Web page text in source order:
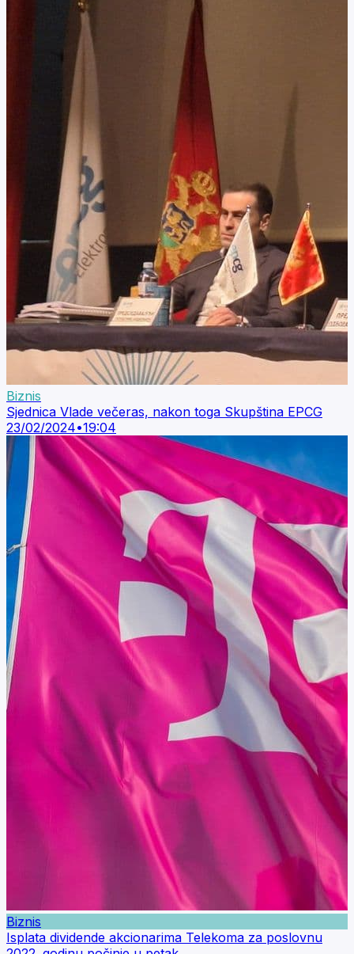
Biznis
Sjednica Vlade večeras, nakon toga Skupština EPCG
23/02/2024•19:04
Biznis
Isplata dividende akcionarima Telekoma za poslovnu